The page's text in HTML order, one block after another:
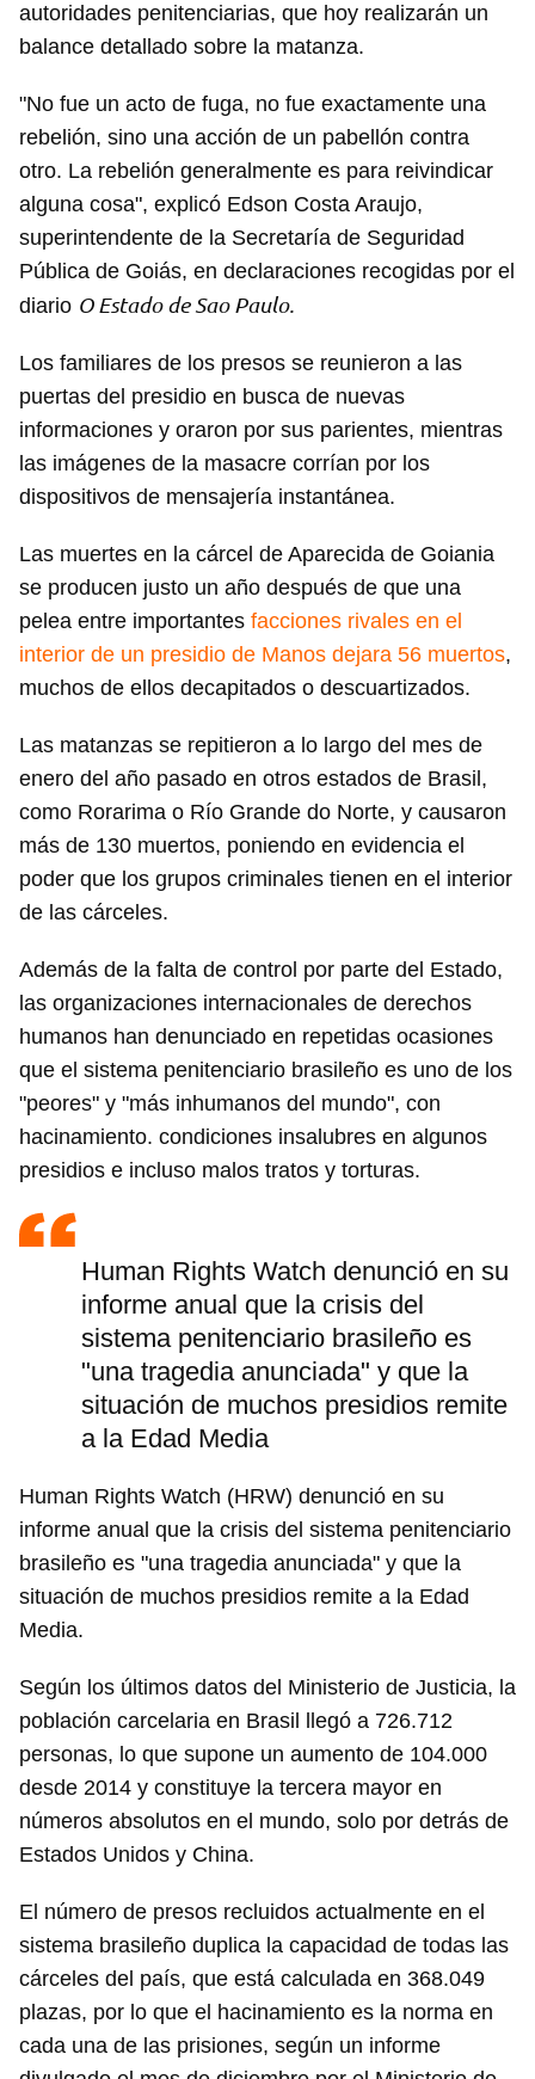
Guardar como favorito
Para poder guardar como favorito, primero has de
autoridades penitenciarias, que hoy realizarán un
balance detallado sobre la matanza.
"No fue un acto de fuga, no fue exactamente una
rebelión, sino una acción de un pabellón contra
otro. La rebelión generalmente es para reivindicar
alguna cosa", explicó Edson Costa Araujo,
superintendente de la Secretaría de Seguridad
Pública de Goiás, en declaraciones recogidas por el
diario O Estado de Sao Paulo.
Los familiares de los presos se reunieron a las
puertas del presidio en busca de nuevas
informaciones y oraron por sus parientes, mientras
las imágenes de la masacre corrían por los
dispositivos de mensajería instantánea.
Las muertes en la cárcel de Aparecida de Goiania
se producen justo un año después de que una
pelea entre importantes facciones rivales en el
interior de un presidio de Manos dejara 56 muertos,
muchos de ellos decapitados o descuartizados.
Las matanzas se repitieron a lo largo del mes de
enero del año pasado en otros estados de Brasil,
como Rorarima o Río Grande do Norte, y causaron
más de 130 muertos, poniendo en evidencia el
poder que los grupos criminales tienen en el interior
de las cárceles.
Además de la falta de control por parte del Estado,
las organizaciones internacionales de derechos
humanos han denunciado en repetidas ocasiones
que el sistema penitenciario brasileño es uno de los
"peores" y "más inhumanos del mundo", con
hacinamiento. condiciones insalubres en algunos
presidios e incluso malos tratos y torturas.
Human Rights Watch denunció en su
informe anual que la crisis del
sistema penitenciario brasileño es
"una tragedia anunciada" y que la
situación de muchos presidios remite
a la Edad Media
Human Rights Watch (HRW) denunció en su
informe anual que la crisis del sistema penitenciario
brasileño es "una tragedia anunciada" y que la
situación de muchos presidios remite a la Edad
Media.
Según los últimos datos del Ministerio de Justicia, la
población carcelaria en Brasil llegó a 726.712
personas, lo que supone un aumento de 104.000
desde 2014 y constituye la tercera mayor en
números absolutos en el mundo, solo por detrás de
Estados Unidos y China.
El número de presos recluidos actualmente en el
sistema brasileño duplica la capacidad de todas las
cárceles del país, que está calculada en 368.049
plazas, por lo que el hacinamiento es la norma en
cada una de las prisiones, según un informe